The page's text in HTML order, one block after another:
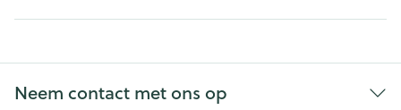
Neem contact met ons op